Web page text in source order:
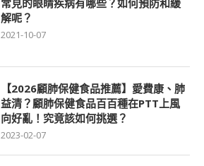
常見的眼睛疾病有哪些？如何預防和緩
解呢？
2021-10-07
【2026顧肺保健食品推薦】愛費康、肺
益清？顧肺保健食品百百種在PTT上風
向好亂！究竟該如何挑選？
2023-02-07